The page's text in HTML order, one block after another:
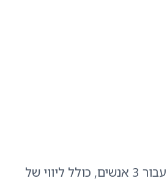
מחיר מחירון 400 ש"ח ל2 אנשים, ו 150 ש"ח לכל אחד עבור 3 אנשים, כולל ליווי של